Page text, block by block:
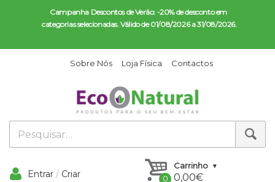
Sobre Nós Loja Física Contactos
Entrar / Criar
Carrinho
0,00€
Campanha Descontos de Verão: -20% de desconto em
categorias selecionadas. Válido de 01/08/2026 a 31/08/2026.